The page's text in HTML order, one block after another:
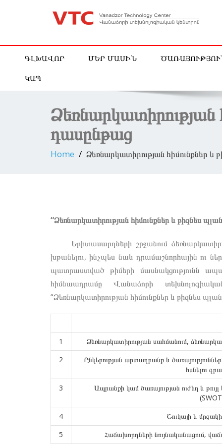
ԳԼԽԱՎՈՐ ՄԵՐ ՄԱՍԻՆ
ԿԱՊ
Ձեռնարկատիրության
դասընթաց
Home Ձեռնարկատիրության հիմունքներ և
“Ձեռնարկատիրության հիմունքներ և բիզնես պլան
Երիտասարդների շրջանում
խթանելու, ինչպես նաև դրամաշնորհային ու
պատրաստված թիմերի մասնակցությունն
հիմնաադրամը Վանաձորի
“Ձեռնարկատիրության հիմունքներ և բիզնես
1
Ձեռնարկատիրության սահմանում,
2
Ընկերության արտադրանք և
հսնելու
3
Ապրանքի կամ ծառայության ուժեղ և
4
Շուկայի և
5
Հաճախորդների նույնականացում,